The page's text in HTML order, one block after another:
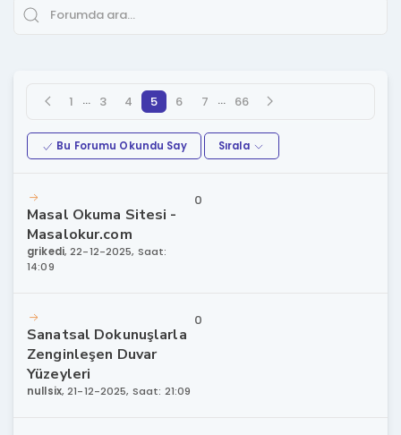
1 … 3 4 5 6 7 … 66
Bu Forumu Okundu Say Sırala
Masal Okuma Sitesi -
Masalokur.com
grikedi,22-12-2025, Saat:
14:09
0
Sanatsal Dokunuşlarla
Zenginleşen Duvar
Yüzeyleri
nullsix,21-12-2025, Saat: 21:09
0